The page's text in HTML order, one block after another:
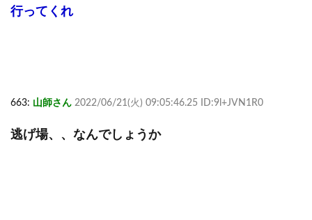
行ってくれ
663: 山師さん 2022/06/21(火) 09:05:46.25 ID:9l+JVN1R0
逃げ場、、なんでしょうか